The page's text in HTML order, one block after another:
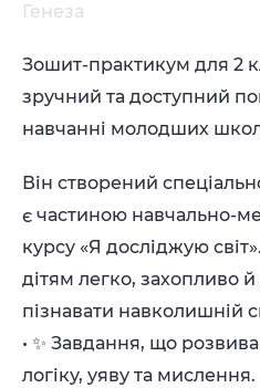
Генеза
Зошит-практикум для 2
зручний та доступний
навчанні молодших
Він створений
є частиною навчально-
курсу «Я досліджую
дітям легко, захопливо
пізнавати навколишній
• ✨ Завдання, що
логіку, уяву та мислення.